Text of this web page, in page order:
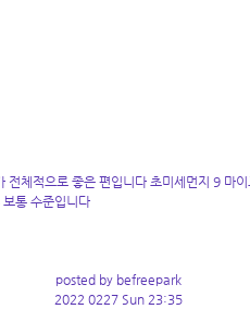
전체적으로 좋은 편입니다 초미세먼지 9 마
통 수준입니다
posted by befreepark
2022 0227 Sun 23:35